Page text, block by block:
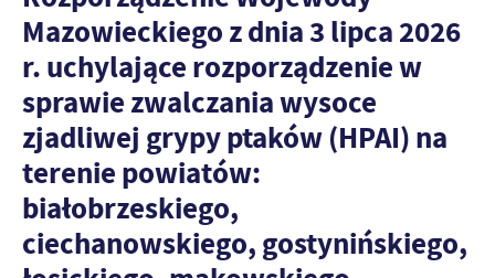
Mazowieckiego z dnia 3 lipca 2026
r. uchylające rozporządzenie w
sprawie zwalczania wysoce
zjadliwej grypy ptaków (HPAI) na
terenie powiatów:
białobrzeskiego,
ciechanowskiego, gostynińskiego,